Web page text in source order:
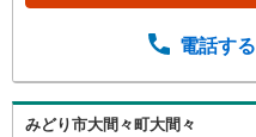
電話する
みどり市大間々町大間々